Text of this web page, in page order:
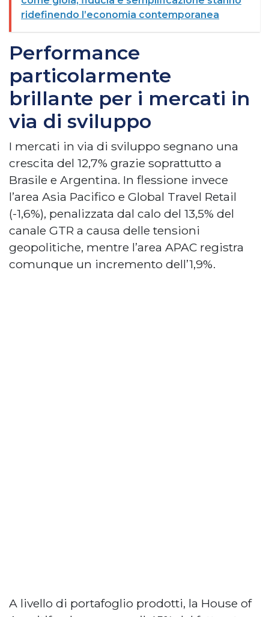
ridefinendo l’economia contemporanea
Performance
particolarmente
brillante per i mercati in
via di sviluppo
I mercati in via di sviluppo segnano una
crescita del 12,7% grazie soprattutto a
Brasile e Argentina. In flessione invece
l’area Asia Pacifico e Global Travel Retail
(-1,6%), penalizzata dal calo del 13,5% del
canale GTR a causa delle tensioni
geopolitiche, mentre l’area APAC registra
comunque un incremento dell’1,9%.
A livello di portafoglio prodotti, la House of